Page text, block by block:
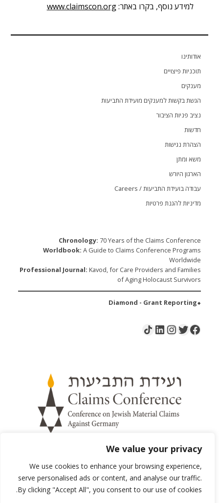
We value your privacy
We use cookies to enhance your browsing experience,
serve personalised ads or content, and analyse our traffic.
By clicking "Accept All", you consent to our use of cookies.
למידע נוסף, בקרו באתר:www.claimscon.org
אודותינו
תוכניות פיצויים
מענקים
הגשת בקשות למענקים מועידת התביעות
נציב פניות הציבור
חדשות
הצהרת נגישות
משא ומתן
הארגון היורש
עבודה בועידת התביעות / Careers
מדיניות להגנת פרטיות
Chronology: 70 Years of the Claims Conference
Worldbook: A Guide to Claims Conference Programs
Worldwide
Professional Journal: Kavod, for Care Providers and Families
of Aging Holocaust Survivors
⬥Diamond - Grant Reporting
Facebook
Twitter
Instagram
LinkedIn
Share Icon
ת"ד 20064
דוא"ל:infodesk@claimscon.org
יצירת קשר